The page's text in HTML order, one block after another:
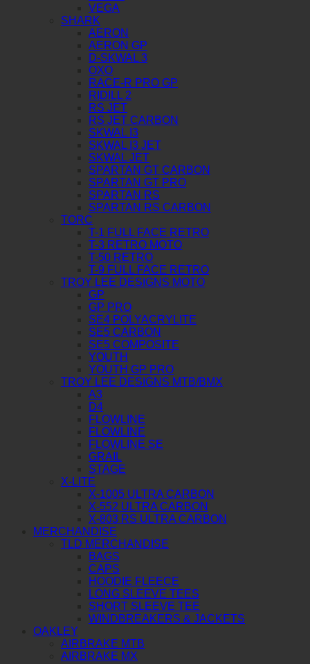
VEGA
SHARK
AERON
AERON GP
D-SKWAL 3
OXO
RACE-R PRO GP
RIDILL 2
RS JET
RS JET CARBON
SKWAL I3
SKWAL I3 JET
SKWAL JET
SPARTAN GT CARBON
SPARTAN GT PRO
SPARTAN RS
SPARTAN RS CARBON
TORC
T-1 FULL FACE RETRO
T-3 RETRO MOTO
T-50 RETRO
T-9 FULL FACE RETRO
TROY LEE DESIGNS MOTO
GP
GP PRO
SE4 POLYACRYLITE
SE5 CARBON
SE5 COMPOSITE
YOUTH
YOUTH GP PRO
TROY LEE DESIGNS MTB/BMX
A3
D4
FLOWLINE
FLOWLINE
FLOWLINE SE
GRAIL
STAGE
X-LITE
X-1005 ULTRA CARBON
X-552 ULTRA CARBON
X-803 RS ULTRA CARBON
MERCHANDISE
TLD MERCHANDISE
BAGS
CAPS
HOODIE FLEECE
LONG SLEEVE TEES
SHORT SLEEVE TEE
WINDBREAKERS & JACKETS
OAKLEY
AIRBRAKE MTB
AIRBRAKE MX